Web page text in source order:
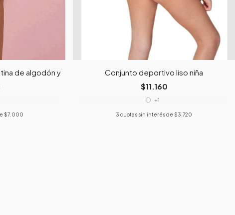
de algodón y lycra
$7.000
Conjunto deportivo liso niña
$11.160
+1
3 cuotas sin interés de $3.720